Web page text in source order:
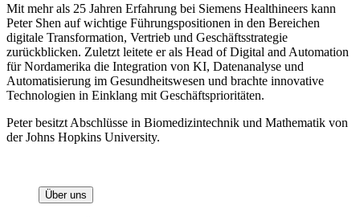
Mit mehr als 25 Jahren Erfahrung bei Siemens Healthineers kann
Peter Shen auf wichtige Führungspositionen in den Bereichen
digitale Transformation, Vertrieb und Geschäftsstrategie
zurückblicken. Zuletzt leitete er als Head of Digital and Automation
für Nordamerika die Integration von KI, Datenanalyse und
Automatisierung im Gesundheitswesen und brachte innovative
Technologien in Einklang mit Geschäftsprioritäten.
Peter besitzt Abschlüsse in Biomedizintechnik und Mathematik von
der Johns Hopkins University.
Über uns